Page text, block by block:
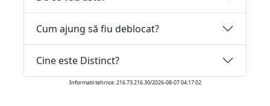
Cum ajung să fiu deblocat?
Cine este Distinct?
Informatii tehnice: 216.73.216.30/2026-08-07 04:17:02